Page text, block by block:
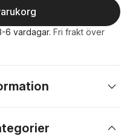
6 vardagar. Fri frakt över